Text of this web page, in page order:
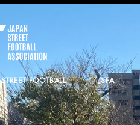
STREET FOOTBALL JSFA